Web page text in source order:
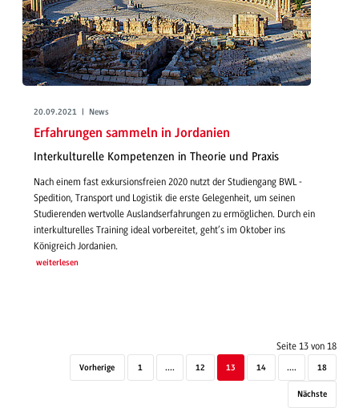
20.09.2021 | News
Erfahrungen sammeln in Jordanien
Interkulturelle Kompetenzen in Theorie und Praxis
Nach einem fast exkursionsfreien 2020 nutzt der Studiengang BWL -
Spedition, Transport und Logistik die erste Gelegenheit, um seinen
Studierenden wertvolle Auslandserfahrungen zu ermöglichen. Durch ein
interkulturelles Training ideal vorbereitet, geht’s im Oktober ins
Königreich Jordanien.
weiterlesen
Seite 13 von 18
Vorherige 1 .... 12 13 14 .... 18
Nächste